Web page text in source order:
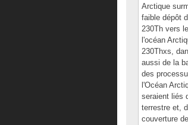
Arctique
faible dépôt
230Th vers
l'océan
230Thxs,
aussi de la
des
l'Océan
seraient liés
terrestre et,
couverture